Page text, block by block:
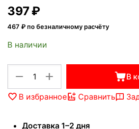
‍397‍₽
467 ₽ по безналичному расчёту
В наличии
+
− В
В избранное Сравнить
Доставка 1–2 дня